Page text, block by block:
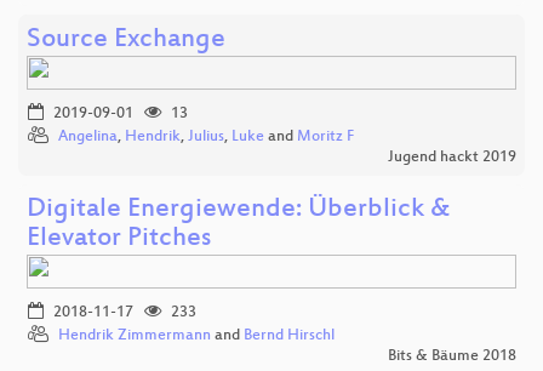
Source Exchange
2019-09-01
13
Angelina, Hendrik, Julius, Luke and Moritz F
Jugend hackt 2019
Digitale Energiewende: Überblick &
Elevator Pitches
2018-11-17
233
Hendrik Zimmermann and Bernd Hirschl
Bits & Bäume 2018